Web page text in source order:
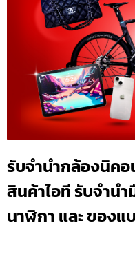
รับจำนำกล้องนิคอ
สินค้าไอที รับจำน
นาฬิกา และ ของแ